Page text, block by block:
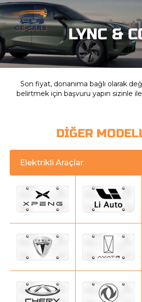
LYNC &
Son fiyat, donanıma bağlı olarak
belirtmek için başvuru yapın sizinle
DİĞER